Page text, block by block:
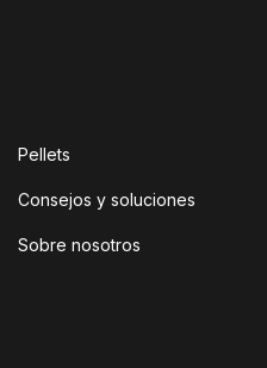
Pellets
Consejos y soluciones
Sobre nosotros